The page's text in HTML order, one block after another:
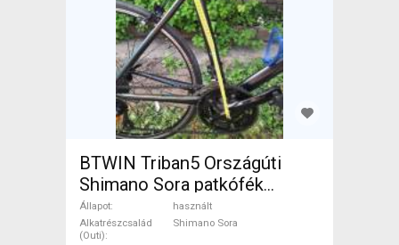
BTWIN Triban5 Országúti
Shimano Sora patkófék
használt ELADÓ
Állapot
használt
Alkatrészcsalád
(Outi)
Shimano Sora